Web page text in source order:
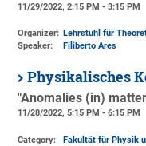
11/29/2022, 2:15 PM - 3:15 PM
Organizer: Lehrstuhl für
Speaker:
Filiberto Ares
Physikalisches
"Anomalies (in)
11/28/2022, 5:15 PM - 6:15 PM
Category:
Fakultät für Physik